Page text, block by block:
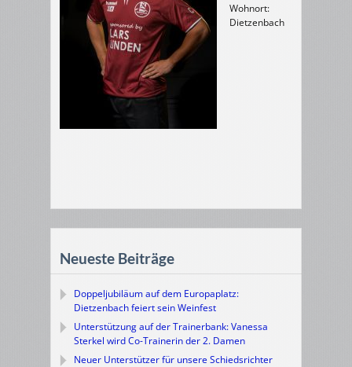
Wohnort:
Dietzenbach
Neueste Beiträge
Doppeljubiläum auf dem Europaplatz:
Dietzenbach feiert sein Weinfest
Unterstützung auf der Trainerbank: Vanessa
Sterkel wird Co-Trainerin der 2. Damen
Neuer Unterstützer für unsere Schiedsrichter